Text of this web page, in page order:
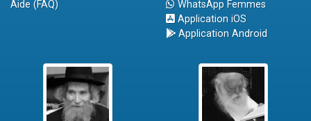
Aide (FAQ)
WhatsApp Femmes
Application iOS
Application Android